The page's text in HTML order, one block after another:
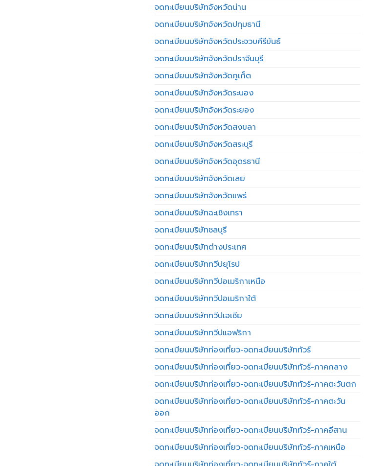
จดทะเบียนบริษัทจังหวัดน่าน
จดทะเบียนบริษัทจังหวัดปทุมธานี
จดทะเบียนบริษัทจังหวัดประจวบคีรีขันธ์
จดทะเบียนบริษัทจังหวัดปราจีนบุรี
จดทะเบียนบริษัทจังหวัดภูเก็ต
จดทะเบียนบริษัทจังหวัดระนอง
จดทะเบียนบริษัทจังหวัดระยอง
จดทะเบียนบริษัทจังหวัดสงขลา
จดทะเบียนบริษัทจังหวัดสระบุรี
จดทะเบียนบริษัทจังหวัดอุดรธานี
จดทะเบียนบริษัทจังหวัดเลย
จดทะเบียนบริษัทจังหวัดแพร่
จดทะเบียนบริษัทฉะเชิงเทรา
จดทะเบียนบริษัทชลบุรี
จดทะเบียนบริษัทต่างประเทศ
จดทะเบียนบริษัททวีปยุโรป
จดทะเบียนบริษัททวีปอเมริกาเหนือ
จดทะเบียนบริษัททวีปอเมริกาใต้
จดทะเบียนบริษัททวีปเอเชีย
จดทะเบียนบริษัททวีปแอฟริกา
จดทะเบียนบริษัทท่องเที่ยว-จดทะเบียนบริษัททัวร์
จดทะเบียนบริษัทท่องเที่ยว-จดทะเบียนบริษัททัวร์-ภาคกลาง
จดทะเบียนบริษัทท่องเที่ยว-จดทะเบียนบริษัททัวร์-ภาคตะวันตก
จดทะเบียนบริษัทท่องเที่ยว-จดทะเบียนบริษัททัวร์-ภาคตะวัน
ออก
จดทะเบียนบริษัทท่องเที่ยว-จดทะเบียนบริษัททัวร์-ภาคอีสาน
จดทะเบียนบริษัทท่องเที่ยว-จดทะเบียนบริษัททัวร์-ภาคเหนือ